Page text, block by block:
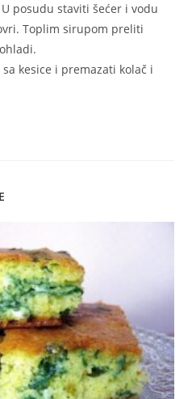
posudu staviti šećer i vodu
Toplim sirupom preliti
kesice i premazati kolač i